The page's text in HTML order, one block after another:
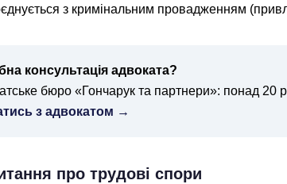
з кримінальним провадженням
консультація адвоката?
бюро «Гончарук та партнери»: понад 20
з адвокатом →
про трудові спори